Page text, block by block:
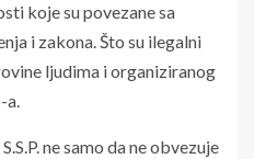
koje su povezane sa
i zakona. Što su ilegalni
ljudima i organiziranog
a.
ne samo da ne obvezuje